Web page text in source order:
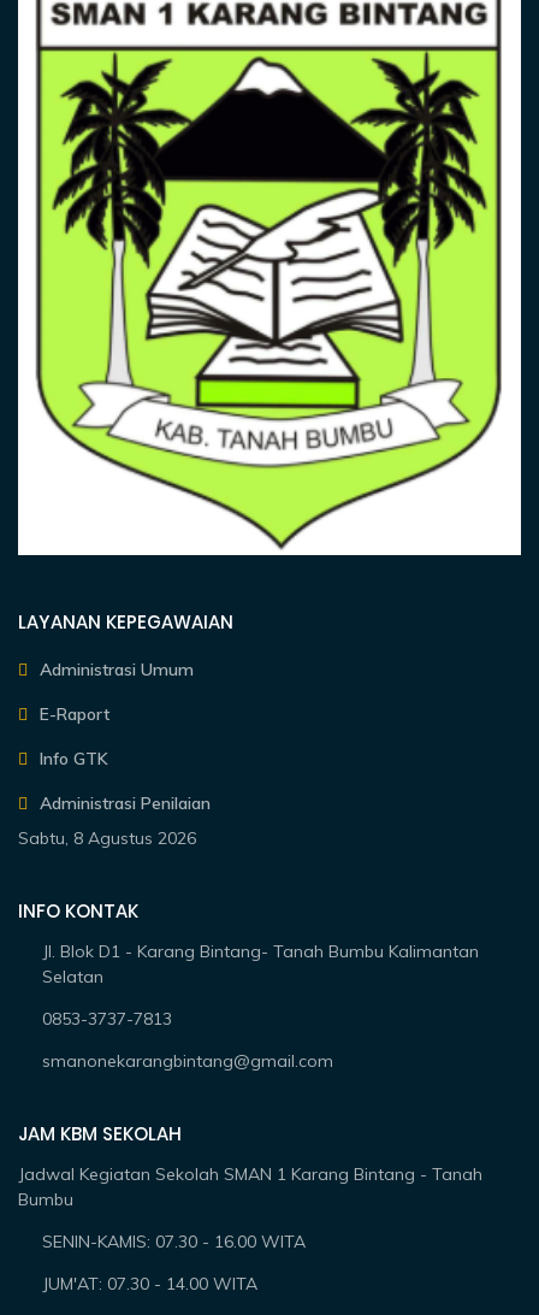
LAYANAN KEPEGAWAIAN
Administrasi Umum
E-Raport
Info GTK
Administrasi Penilaian
Sabtu, 8 Agustus 2026
INFO KONTAK
Jl. Blok D1 - Karang Bintang- Tanah Bumbu Kalimantan
Selatan
0853-3737-7813
smanonekarangbintang@gmail.com
JAM KBM SEKOLAH
Jadwal Kegiatan Sekolah SMAN 1 Karang Bintang - Tanah
Bumbu
SENIN-KAMIS: 07.30 - 16.00 WITA
JUM'AT: 07.30 - 14.00 WITA